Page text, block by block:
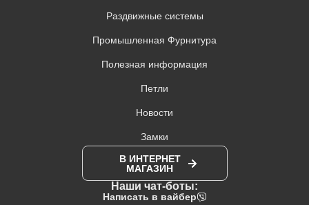
Раздвижные системы
Промышленная Фурнитура
Полезная информация
Петли
Новости
Замки
В ИНТЕРНЕТ
МАГАЗИН
Наши чат-боты:
Написать в вайбер